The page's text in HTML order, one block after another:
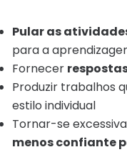
Pular as
para a
Fornecer
Produzir trabalhos
estilo individual
Tornar-se
menos confiante